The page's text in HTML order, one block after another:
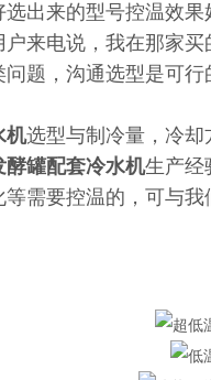
出来的型号控温效
来电说，我在那家买
题，沟通选型是可行
机选型与制冷量，冷却
酵罐配套冷水机生产经
需要控温的，可与我